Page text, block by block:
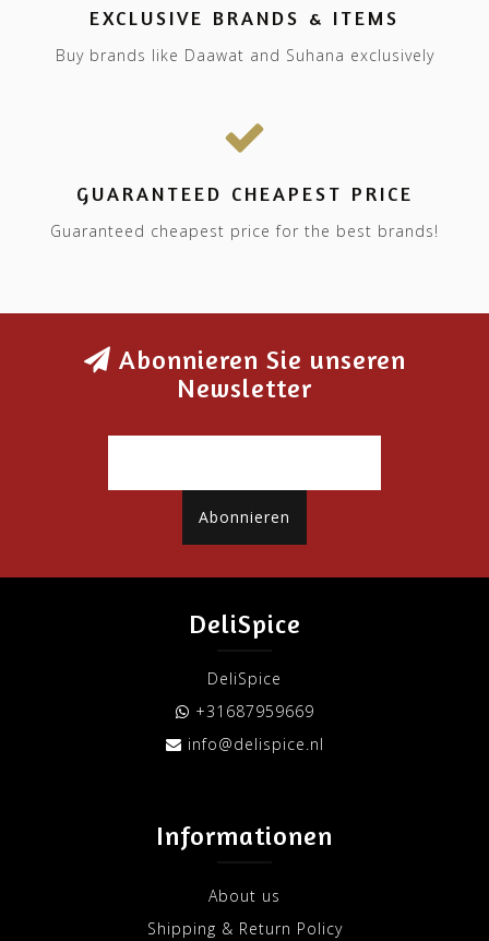
EXCLUSIVE BRANDS & ITEMS
Buy brands like Daawat and Suhana exclusively
GUARANTEED CHEAPEST PRICE
Guaranteed cheapest price for the best brands!
Abonnieren Sie unseren
Newsletter
Abonnieren
DeliSpice
DeliSpice
+31687959669
info@delispice.nl
Informationen
About us
Shipping & Return Policy